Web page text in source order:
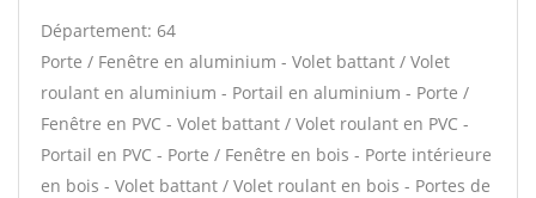
Département: 64
Porte / Fenêtre en aluminium - Volet battant / Volet
roulant en aluminium - Portail en aluminium - Porte /
Fenêtre en PVC - Volet battant / Volet roulant en PVC -
Portail en PVC - Porte / Fenêtre en bois - Porte intérieure
en bois - Volet battant / Volet roulant en bois - Portes de